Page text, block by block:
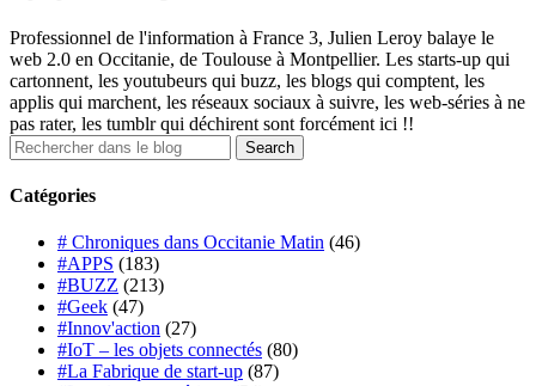
Professionnel de l'information à France 3, Julien Leroy balaye le
web 2.0 en Occitanie, de Toulouse à Montpellier. Les starts-up qui
cartonnent, les youtubeurs qui buzz, les blogs qui comptent, les
applis qui marchent, les réseaux sociaux à suivre, les web-séries à ne
pas rater, les tumblr qui déchirent sont forcément ici !!
Catégories
# Chroniques dans Occitanie Matin (46)
#APPS (183)
#BUZZ (213)
#Geek (47)
#Innov'action (27)
#IoT – les objets connectés (80)
#La Fabrique de start-up (87)